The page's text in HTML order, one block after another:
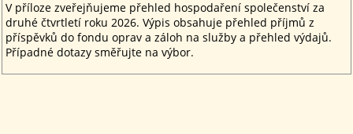
V příloze zveřejňujeme přehled hospodaření společenství za
druhé čtvrtletí roku 2026. Výpis obsahuje přehled příjmů z
příspěvků do fondu oprav a záloh na služby a přehled výdajů.
Případné dotazy směřujte na výbor.